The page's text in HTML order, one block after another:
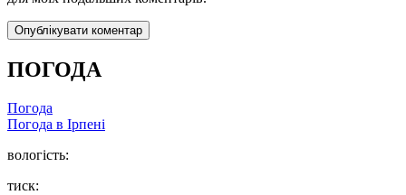
ПОГОДА
Погода
Погода в Ірпені
вологість:
тиск: